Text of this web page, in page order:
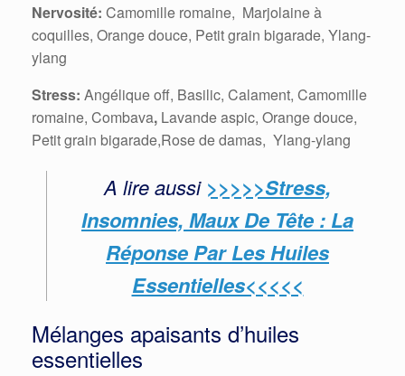
Nervosité: Camomille romaine, Marjolaine à
coquilles, Orange douce, Petit grain bigarade, Ylang-
ylang
Stress: Angélique off, Basilic, Calament, Camomille
romaine, Combava, Lavande aspic, Orange douce,
Petit grain bigarade,Rose de damas, Ylang-ylang
A lire aussi >>>>>Stress,
Insomnies, Maux De Tête : La
Réponse Par Les Huiles
Essentielles<<<<<
Mélanges apaisants d’huiles
essentielles